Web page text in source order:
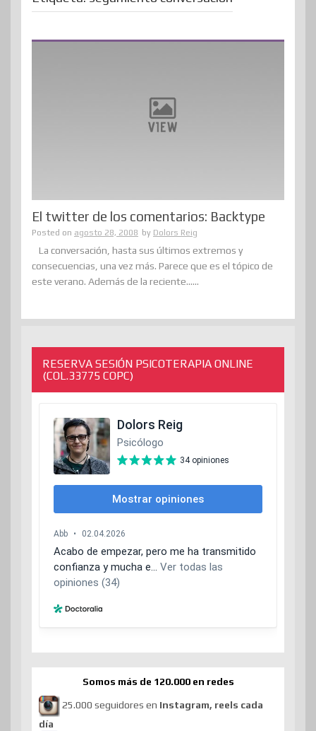
El twitter de los comentarios: Backtype
Posted on agosto 28, 2008 by Dolors Reig
La conversación, hasta sus últimos extremos y
consecuencias, una vez más. Parece que es el tópico de
este verano. Además de la reciente......
RESERVA SESIÓN PSICOTERAPIA ONLINE
(COL.33775 COPC)
Somos más de 120.000 en redes
25.000 seguidores en Instagram, reels cada
día